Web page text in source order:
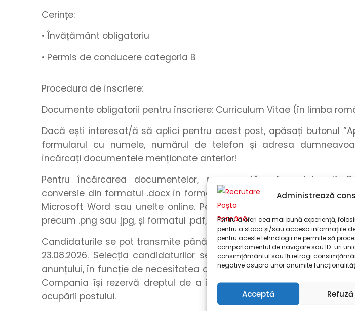
Administrează
Pentru a oferi cea mai bună experiență,
pentru a stoca și/sau accesa informațiile
pentru aceste tehnologii ne permite să
comportamentul de navigare sau ID-uri
consimțământul sau îți retragi
negative asupra unor anumite
Acceptă Refuză
Cerințe:
• Învățământ obligatoriu
• Permis de conducere categoria B
Procedura de înscriere:
Documente obligatorii pentru înscriere: Curriculum Vitae (în limba
Dacă ești interesat/ă să aplici pentru acest post, apăsați butonul
formularul cu numele, numărul de telefon și adresa
încărcați documentele menționate anterior!
Pentru încărcarea documentelor, recomandăm formatul .pdf.
conversie din formatul .docx în formatul .pdf, puteți utiliza
Microsoft Word sau unelte online. Pentru a realiza o conversie între
precum .png sau .jpg, și formatul .pdf, utilizați unelte online.
Candidaturile se pot transmite până la ocuparea postului, dar nu
23.08.2026. Selecția candidaturilor se realizează pe parcursul
anunțului, în funcție de necesitatea ocupării postului și de numărul
Compania își rezervă dreptul de a închide anunțul anterior
ocupării postului.